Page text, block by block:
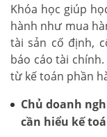
Khóa học giúp
hành như mua
tài sản cố định,
báo cáo tài
từ kế toán phần
Chủ doanh
cần hiểu kế